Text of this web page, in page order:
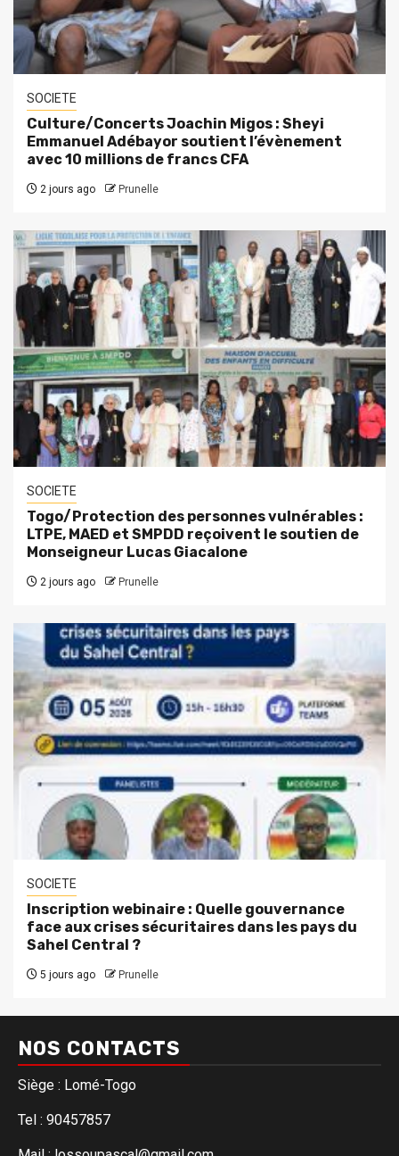
SOCIETE
Culture/Concerts Joachin Migos : Sheyi
Emmanuel Adébayor soutient l’évènement
avec 10 millions de francs CFA
2 jours ago Prunelle
SOCIETE
Togo/Protection des personnes vulnérables :
LTPE, MAED et SMPDD reçoivent le soutien de
Monseigneur Lucas Giacalone
2 jours ago Prunelle
SOCIETE
Inscription webinaire : Quelle gouvernance
face aux crises sécuritaires dans les pays du
Sahel Central ?
5 jours ago Prunelle
NOS CONTACTS
Siège : Lomé-Togo
Tel : 90457857